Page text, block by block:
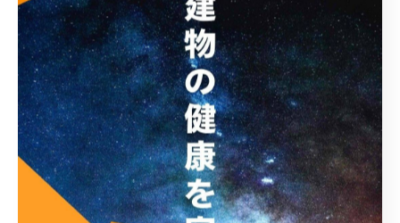
塗装工事
防水工事
星功ブログ
現地調査
大規模修繕工事